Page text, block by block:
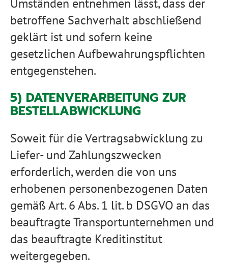
betroffene Sachverhalt abschließend
geklärt ist und sofern keine
gesetzlichen Aufbewahrungspflichten
entgegenstehen.
5) DATENVERARBEITUNG ZUR
BESTELLABWICKLUNG
Soweit für die Vertragsabwicklung zu
Liefer- und Zahlungszwecken
erforderlich, werden die von uns
erhobenen personenbezogenen Daten
gemäß Art. 6 Abs. 1 lit. b DSGVO an das
beauftragte Transportunternehmen und
das beauftragte Kreditinstitut
weitergegeben.